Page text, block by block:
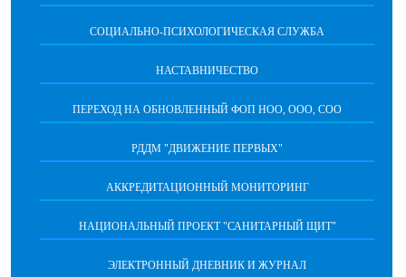
СОЦИАЛЬНО-ПСИХОЛОГИЧЕСКАЯ СЛУЖБА
НАСТАВНИЧЕСТВО
ПЕРЕХОД НА ОБНОВЛЕННЫЙ ФОП НОО, ООО, СОО
РДДМ "ДВИЖЕНИЕ ПЕРВЫХ"
АККРЕДИТАЦИОННЫЙ МОНИТОРИНГ
НАЦИОНАЛЬНЫЙ ПРОЕКТ "САНИТАРНЫЙ ЩИТ"
ЭЛЕКТРОННЫЙ ДНЕВНИК И ЖУРНАЛ